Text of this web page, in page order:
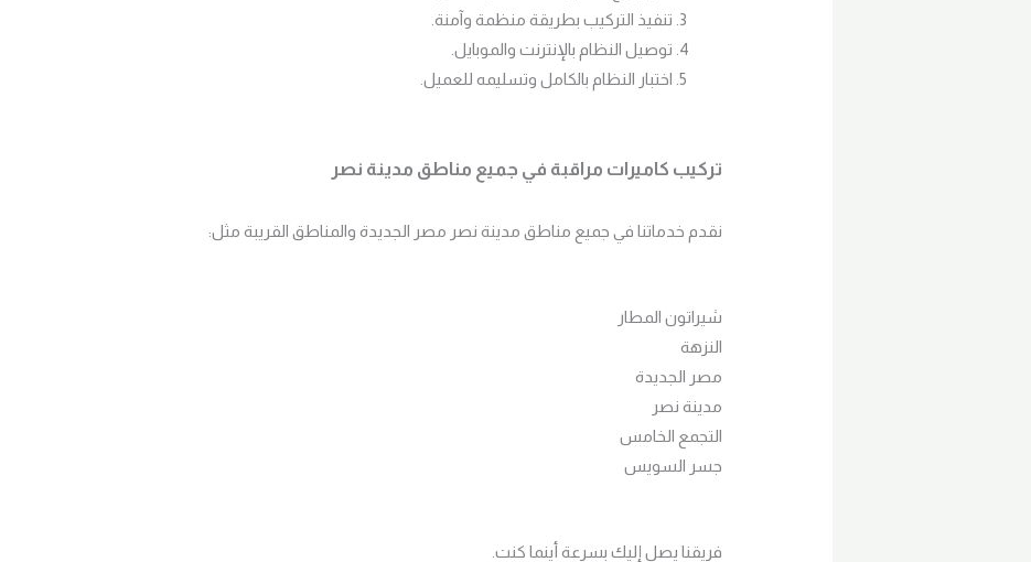
تنفيذ التركيب بطريقة منظمة وآمنة.
توصيل النظام بالإنترنت والموبايل.
اختبار النظام بالكامل وتسليمه للعميل.
تركيب كاميرات مراقبة في جميع مناطق مدينة نصر
نقدم خدماتنا في جميع مناطق مدينة نصر مصر الجديدة والمناطق القريبة مثل:
شيراتون المطار
النزهة
مصر الجديدة
مدينة نصر
التجمع الخامس
جسر السويس
فريقنا يصل إليك بسرعة أينما كنت.